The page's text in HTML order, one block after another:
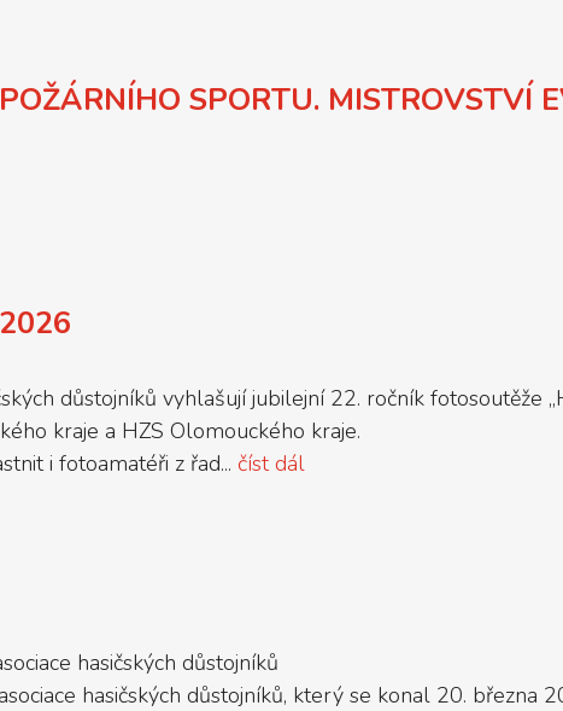
SPORTU. MISTROVSTVÍ
důstojníků vyhlašují jubilejní 22. ročník fotosoutěže
kraje a HZS Olomouckého kraje.
i fotoamatéři z řad... číst dál
hasičských důstojníků
hasičských důstojníků, který se konal 20. března